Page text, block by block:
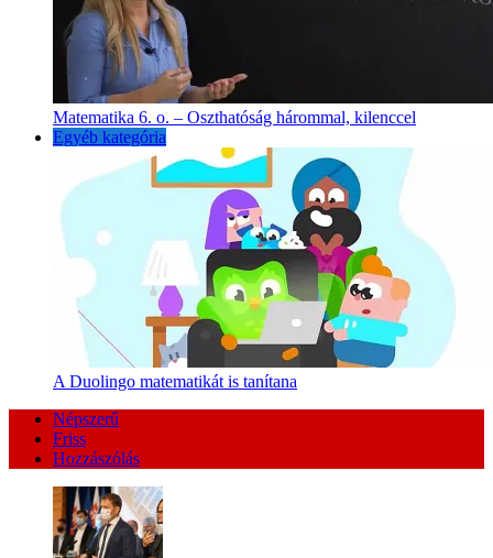
Matematika 6. o. – Oszthatóság hárommal, kilenccel
Egyéb kategória
A Duolingo matematikát is tanítana
Népszerű
Friss
Hozzászólás